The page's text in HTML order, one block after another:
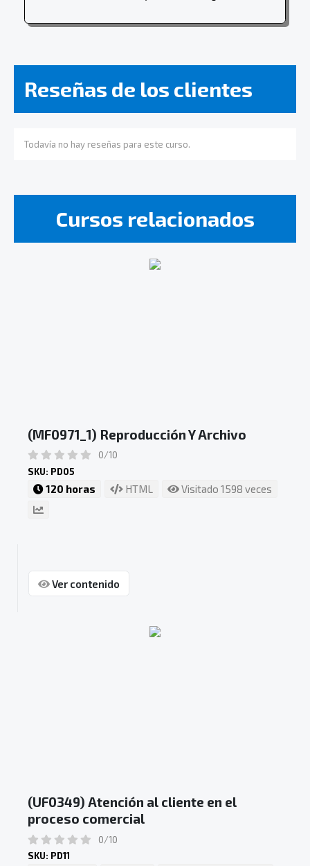
Reseñas de los clientes
Todavía no hay reseñas para este curso.
Cursos relacionados
(MF0971_1) Reproducción Y Archivo
0/10
SKU: PD05
120 horas HTML Visitado 1598 veces
Ver contenido
(UF0349) Atención al cliente en el
proceso comercial
0/10
SKU: PD11